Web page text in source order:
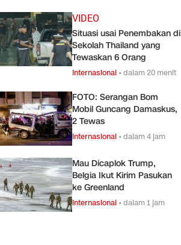
VIDEO
Situasi usai Penembakan di
Sekolah Thailand yang
Tewaskan 6 Orang
Internasional •dalam 20 menit
FOTO: Serangan Bom
Mobil Guncang Damaskus,
2 Tewas
Internasional •dalam 4 jam
Mau Dicaplok Trump,
Belgia Ikut Kirim Pasukan
ke Greenland
Internasional •dalam 1 jam